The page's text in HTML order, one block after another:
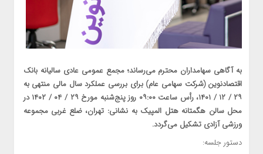
به آگاهی سهامداران محترم می‌رساند؛ مجمع عمومی عادی سالیانه بانک
اقتصادنوین (شرکت سهامی عام) برای بررسی عملکرد سال مالی منتهی به
۲۹ / ۱۲ / ۱۴۰۱، رأس ساعت ۰۹:۰۰ روز پنج‌شنبه مورخ ۲۹ / ۰۴ / ۱۴۰۲ در
محل سالن هگمتانه هتل المپیک به نشانی: تهران، ضلع غربی مجموعه
ورزشی آزادی تشکیل می‌گردد.
دستور جلسه: